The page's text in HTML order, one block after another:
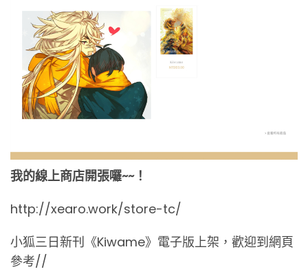
我的線上商店開張囉~~！
http://xearo.work/store-tc/
小狐三日新刊《Kiwame》電子版上架，歡迎到網頁
參考//